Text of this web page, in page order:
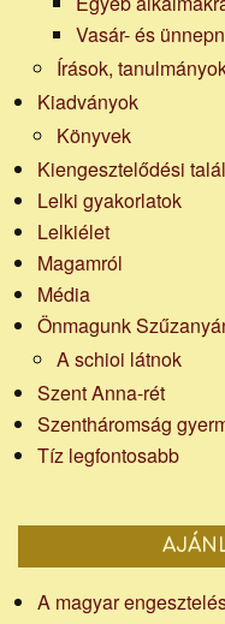
Vasár- és
Írások,
Kiadványok
Könyvek
Kiengesztelődési
Lelki gyakorlatok
Lelkiélet
Magamról
Média
Önmagunk
A schioi látnok
Szent Anna-rét
Szentháromság
Tíz legfontosabb
A magyar